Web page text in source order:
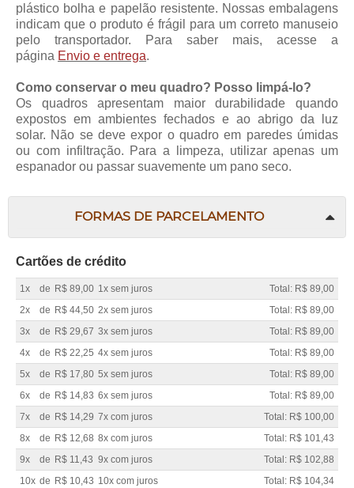
plástico bolha e papelão resistente. Nossas embalagens
indicam que o produto é frágil para um correto manuseio
pelo transportador. Para saber mais, acesse a
página Envio e entrega.
Como conservar o meu quadro? Posso limpá-lo?
Os quadros apresentam maior durabilidade quando
expostos em ambientes fechados e ao abrigo da luz
solar. Não se deve expor o quadro em paredes úmidas
ou com infiltração. Para a limpeza, utilizar apenas um
espanador ou passar suavemente um pano seco.
FORMAS DE PARCELAMENTO
Cartões de crédito
1x de R$ 89,00 1x sem juros
Total: R$ 89,00
2x
de R$ 44,50 2x sem juros
Total: R$ 89,00
3x
de R$ 29,67 3x sem juros
Total: R$ 89,00
4x
de R$ 22,25 4x sem juros
Total: R$ 89,00
5x
de R$ 17,80 5x sem juros
Total: R$ 89,00
6x
de R$ 14,83 6x sem juros
Total: R$ 89,00
7x
de R$ 14,29 7x com juros
Total: R$ 100,00
8x
de R$ 12,68 8x com juros
Total: R$ 101,43
9x
de R$ 11,43 9x com juros
Total: R$ 102,88
10x de R$ 10,43 10x com juros
Total: R$ 104,34